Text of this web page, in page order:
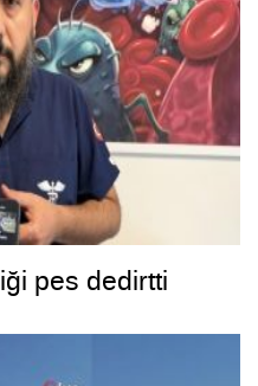
pes dedirtti